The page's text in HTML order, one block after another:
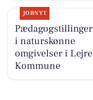
JOBNYT
Pædagogstillinger
i naturskønne
omgivelser i Lejre
Kommune